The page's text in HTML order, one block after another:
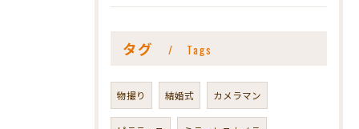
タグ Tags
物撮り 結婚式 カメラマン